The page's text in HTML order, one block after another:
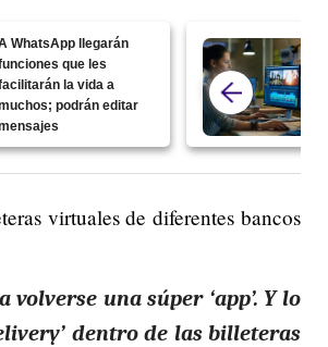
WhatsApp llegarán
que les
la vida a
podrán editar
virtuales de diferentes bancos
una súper ‘app’. Y lo
dentro de las billeteras